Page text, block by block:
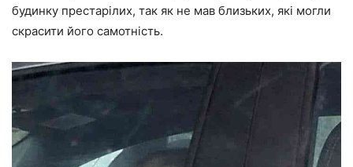
будинку престарілих, так як не мав близьких, які могли
скрасити його самотність.